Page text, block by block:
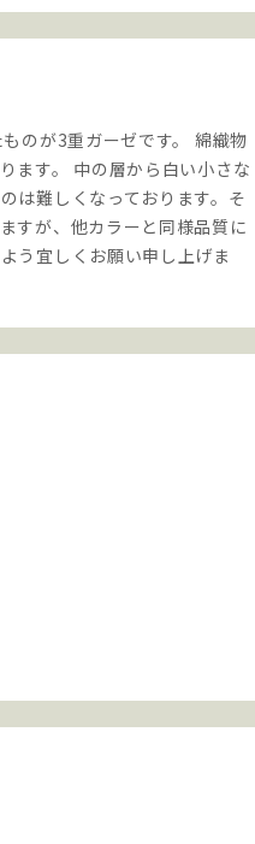
のが3重ガーゼです。 綿織物
ます。 中の層から白い小さな
は難しくなっております。そ
すが、他カラーと同様品質に
う宜しくお願い申し上げま